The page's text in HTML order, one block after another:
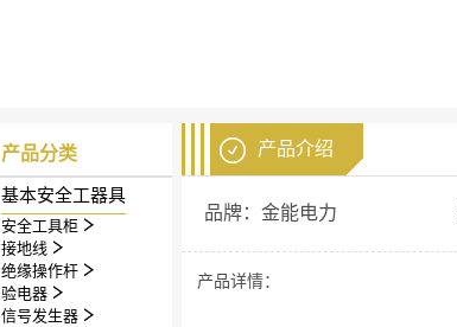
产品分类
基本安全工器具
安全工具柜
接地线
绝缘操作杆
验电器
信号发生器
产品介绍
品牌：金能电力
产品详情：